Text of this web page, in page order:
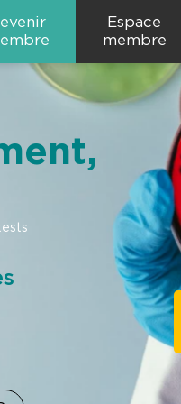
Espace
membre